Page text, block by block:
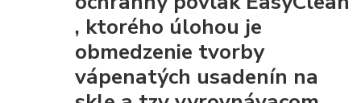
, ktorého úlohou je
obmedzenie tvorby
vápenatých usadenín na